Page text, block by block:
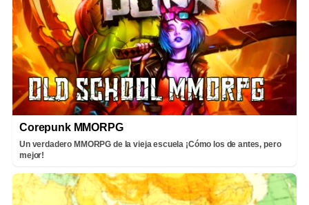
Corepunk MMORPG
Un verdadero MMORPG de la vieja escuela ¡Cómo los de antes, pero
mejor!